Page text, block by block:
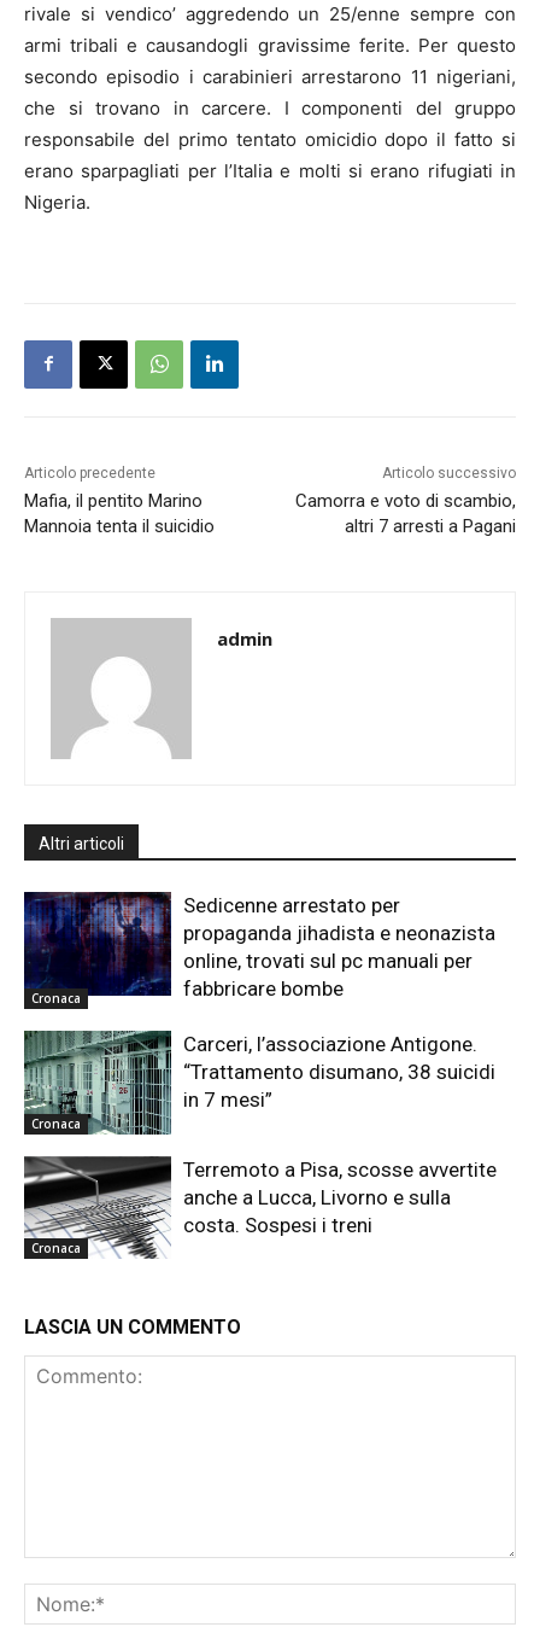
rivale si vendico’ aggredendo un 25/enne sempre con
armi tribali e causandogli gravissime ferite. Per questo
secondo episodio i carabinieri arrestarono 11 nigeriani,
che si trovano in carcere. I componenti del gruppo
responsabile del primo tentato omicidio dopo il fatto si
erano sparpagliati per l’Italia e molti si erano rifugiati in
Nigeria.
Articolo precedente
Mafia, il pentito Marino
Mannoia tenta il suicidio
Articolo successivo
Camorra e voto di scambio,
altri 7 arresti a Pagani
admin
Altri articoli
Cronaca
Sedicenne arrestato per
propaganda jihadista e neonazista
online, trovati sul pc manuali per
fabbricare bombe
Cronaca
Carceri, l’associazione Antigone.
“Trattamento disumano, 38 suicidi
in 7 mesi”
Cronaca
Terremoto a Pisa, scosse avvertite
anche a Lucca, Livorno e sulla
costa. Sospesi i treni
LASCIA UN COMMENTO